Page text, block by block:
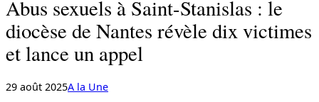
Abus sexuels à Saint-Stanislas : le
diocèse de Nantes révèle dix victimes
et lance un appel
29 août 2025A la Une